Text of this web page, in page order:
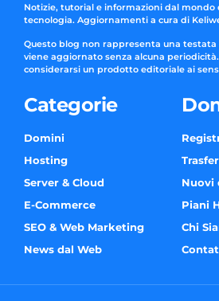
Notizie, tutorial e informazioni dal mondo
tecnologia. Aggiornamenti a cura di
Questo blog non rappresenta una
viene aggiornato senza alcuna
considerarsi un prodotto editoriale ai
Categorie
Domini
Hosting
Server & Cloud
E-Commerce
SEO & Web Marketing
News dal Web
Nuovi
Piani
Chi